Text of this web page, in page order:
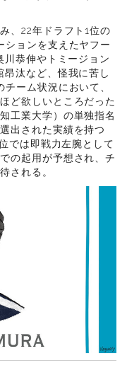
、22年ドラフト1位の
ションを支えたヤフー
川恭伸やトミージョン
汰など、怪我に苦し
ーム状況において、
ど欲しいところだった
工業大学）の単独指名
出された実績を持つ
では即戦力左腕として
の起用が予想され、チ
される。